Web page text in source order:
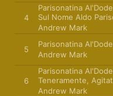
4
Parisonatina
Sul Nome Aldo
Andrew Mark
5
Parisonatina
Andrew Mark
6
Parisonatina
Teneramente,
Andrew Mark